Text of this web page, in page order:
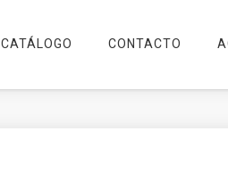
CATÁLOGO CONTACTO